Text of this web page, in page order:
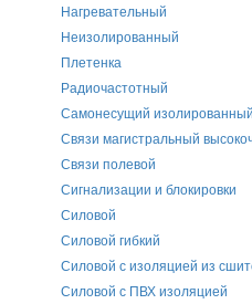
Нагревательный
Неизолированный
Плетенка
Радиочастотный
Самонесущий изолированный
Связи магистральный
Связи полевой
Сигнализации и блокировки
Силовой
Силовой гибкий
Силовой с изоляцией из
Силовой с ПВХ изоляцией